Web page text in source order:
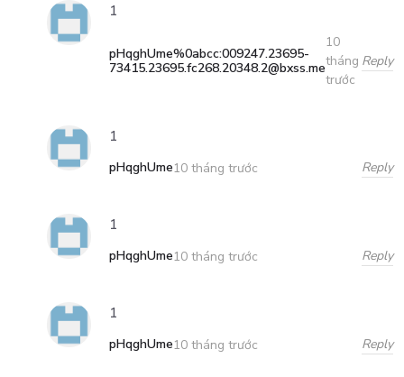
1
pHqghUme%0abcc:009247.23695-
73415.23695.fc268.20348.2@bxss.me
10
tháng
trước
Reply
1
pHqghUme10 tháng trước Reply
1
pHqghUme10 tháng trước Reply
1
pHqghUme10 tháng trước Reply